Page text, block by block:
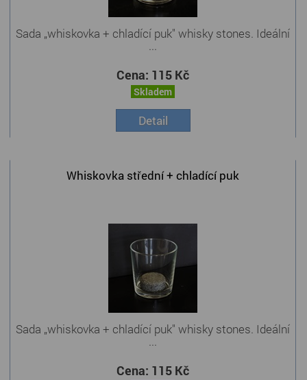
Sada „whiskovka + chladící puk" whisky stones. Ideální
...
Cena: 115 Kč
Skladem
Detail
Whiskovka střední + chladící puk
Sada „whiskovka + chladící puk" whisky stones. Ideální
...
Cena: 115 Kč